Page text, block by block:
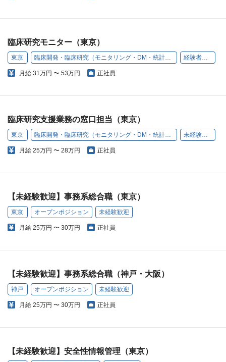
臨床研究モニター（東京）
東京 経験者採用
月給 31万円 〜 53万円 正社員
臨床研究支援業務の窓口担当（東京）
東京 未経験歓迎
月給 25万円 〜 28万円 正社員
【未経験歓迎】事務系総合職（東京）
東京 オープンポジション 未経験歓迎
月給 25万円 〜 30万円 正社員
【未経験歓迎】事務系総合職（神戸・大阪）
神戸 オープンポジション 未経験歓迎
月給 25万円 〜 30万円 正社員
【未経験歓迎】安全性情報管理（東京）